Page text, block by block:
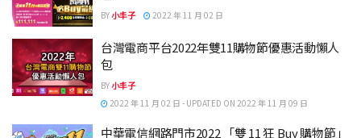
BY小丰子 2022 年 11 月 02 日
台灣電商平台2022年雙11購物節優惠活動懶人
包
BY小丰子
2022 年 11 月 02 日 - UPDATED ON 2022 年 11 月 09 日
中華電信網路門市2022 「雙 11 狂 Buy 購物節」